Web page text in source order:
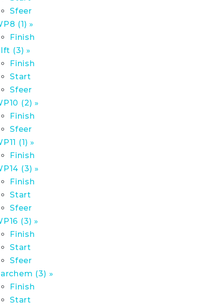
Sfeer
(1) »
Finish
(3) »
Finish
Start
Sfeer
(2) »
Finish
Sfeer
(1) »
Finish
(3) »
Finish
Start
Sfeer
(3) »
Finish
Start
Sfeer
(3) »
Finish
Start